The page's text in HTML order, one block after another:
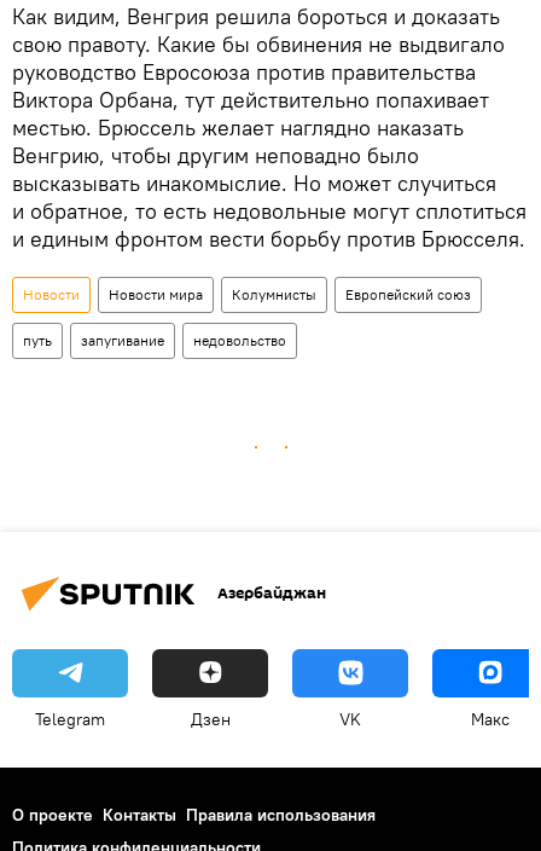
Как видим, Венгрия решила бороться и доказать
свою правоту. Какие бы обвинения не выдвигало
руководство Евросоюза против правительства
Виктора Орбана, тут действительно попахивает
местью. Брюссель желает наглядно наказать
Венгрию, чтобы другим неповадно было
высказывать инакомыслие. Но может случиться
и обратное, то есть недовольные могут сплотиться
и единым фронтом вести борьбу против Брюсселя.
Новости Новости мира Колумнисты Европейский союз
путь запугивание недовольство
Азербайджан
Telegram Дзен VK Макс
О проекте Контакты Правила использования